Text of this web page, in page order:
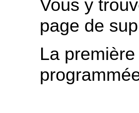
Vous y
page de
La